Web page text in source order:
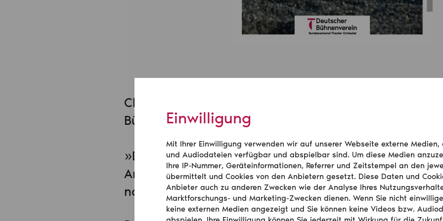
Einwilligung
Mit Ihrer Einwilligung verwenden wir auf unserer Webseite externe Medien,
und Audiodateien verfügbar und abspielbar sind. Um diese Medien
Ihre IP-Nummer, Geräteinformationen, Referrer und Zeitstempel an den
übermittelt und Cookies von den Anbietern gesetzt. Diese Daten und
Anbieter auch zu anderen Zwecken wie der Analyse Ihres
Marktforschungs- und Marketing-Zwecken dienen. Wenn Sie nicht
keine externen Medien angezeigt und Sie können keine Videos bzw.
Claudia Schmitz, Geschäftsführende Direktorin des
Bühnenvereins:
»Die Zunahme der Besuchszahlen um fast vier
Anzeichen für die kontinuierliche Wiedergewinnung
nach dem Corona-Einschnitt in Zeiten multipler